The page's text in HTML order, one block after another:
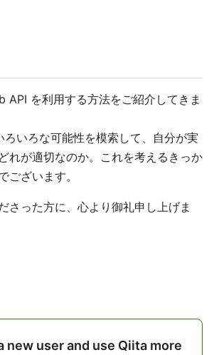
API を利用する方法をご紹介してきま
ろいろな可能性を模索して、自分が実
れが適切なのか。これを考えるきっか
ございます。
さった方に、心より御礼申し上げま
new user and use Qiita more